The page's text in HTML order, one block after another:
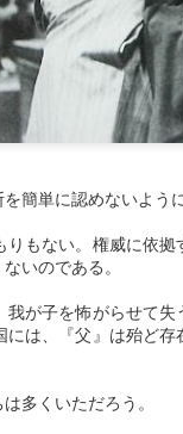
簡単に認めないよう
もない。権威に依
いのである。
が子を怖がらせて
は、『父』は殆ど
多くいただろう。